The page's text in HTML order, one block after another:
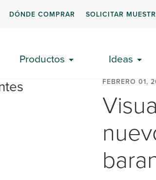
DÓNDE COMPRAR SOLICITAR
Productos Ideas
FEBRERO 01,